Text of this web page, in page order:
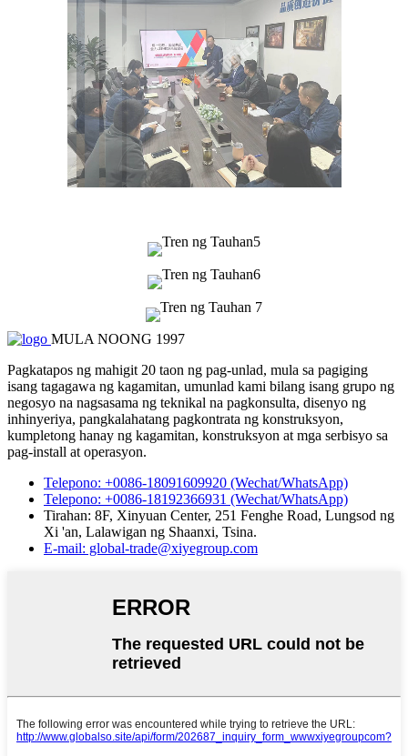
MULA NOONG 1997
Pagkatapos ng mahigit 20 taon ng pag-unlad, mula sa pagiging
isang tagagawa ng kagamitan, umunlad kami bilang isang grupo ng
negosyo na nagsasama ng teknikal na pagkonsulta, disenyo ng
inhinyeriya, pangkalahatang pagkontrata ng konstruksyon,
kumpletong hanay ng kagamitan, konstruksyon at mga serbisyo sa
pag-install at operasyon.
Telepono: +0086-18091609920 (Wechat/WhatsApp)
Telepono: +0086-18192366931 (Wechat/WhatsApp)
Tirahan: 8F, Xinyuan Center, 251 Fenghe Road, Lungsod ng
Xi 'an, Lalawigan ng Shaanxi, Tsina.
E-mail: global-trade@xiyegroup.com